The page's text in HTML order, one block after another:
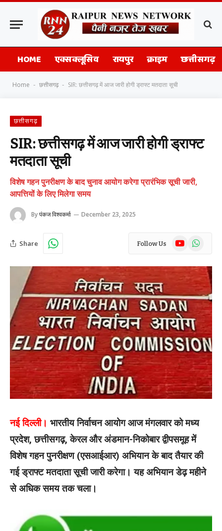
HOME एक्सक्लूसिव रायपुर क्राइम छत्तीसगढ़
Home - छत्तीसगढ़ - SIR: छत्तीसगढ़ में आज जारी होगी ड्राफ्ट मतदाता सूची
छत्तीसगढ़
SIR: छत्तीसगढ़ में आज जारी होगी ड्राफ्ट
मतदाता सूची
विशेष गहन पुनरीक्षण के बाद चुनाव आयोग करेगा प्रारंभिक सूची जारी,
आपत्तियों के लिए मिलेगा समय
Byपंकज विश्वकर्मा December 23, 2025
Share Follow Us YouTubeWhatsApp
नई दिल्ली। भारतीय निर्वाचन आयोग आज मंगलवार को मध्य
प्रदेश, छत्तीसगढ़, केरल और अंडमान-निकोबार द्वीपसमूह में
विशेष गहन पुनरीक्षण (एसआईआर) अभियान के बाद तैयार की
गई ड्राफ्ट मतदाता सूची जारी करेगा। यह अभियान डेढ़ महीने
से अधिक समय तक चला।